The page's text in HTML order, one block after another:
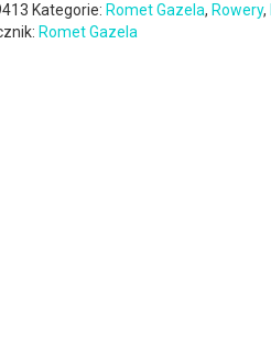
Kategorie: Romet Gazela, Rowery,
Romet Gazela